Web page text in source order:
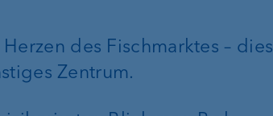
des Fischmarktes – dies
Zentrum.